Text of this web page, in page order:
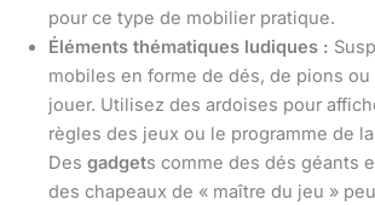
pour ce type de mobilier pratique.
Éléments thématiques ludiques :
mobiles en forme de dés, de pions ou
jouer. Utilisez des ardoises pour
règles des jeux ou le programme de
Des gadgets comme des dés géants
des chapeaux de « maître du jeu »